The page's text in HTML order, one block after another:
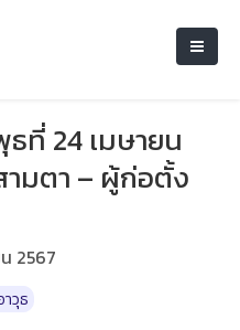
ที่ 24 เมษายน
ามตา – ผู้ก่อตั้ง
2567
วุธ